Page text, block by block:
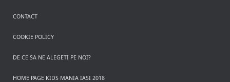
CONTACT
COOKIE POLICY
DE CE SA NE ALEGETI PE NOI?
HOME PAGE KIDS MANIA IASI 2018